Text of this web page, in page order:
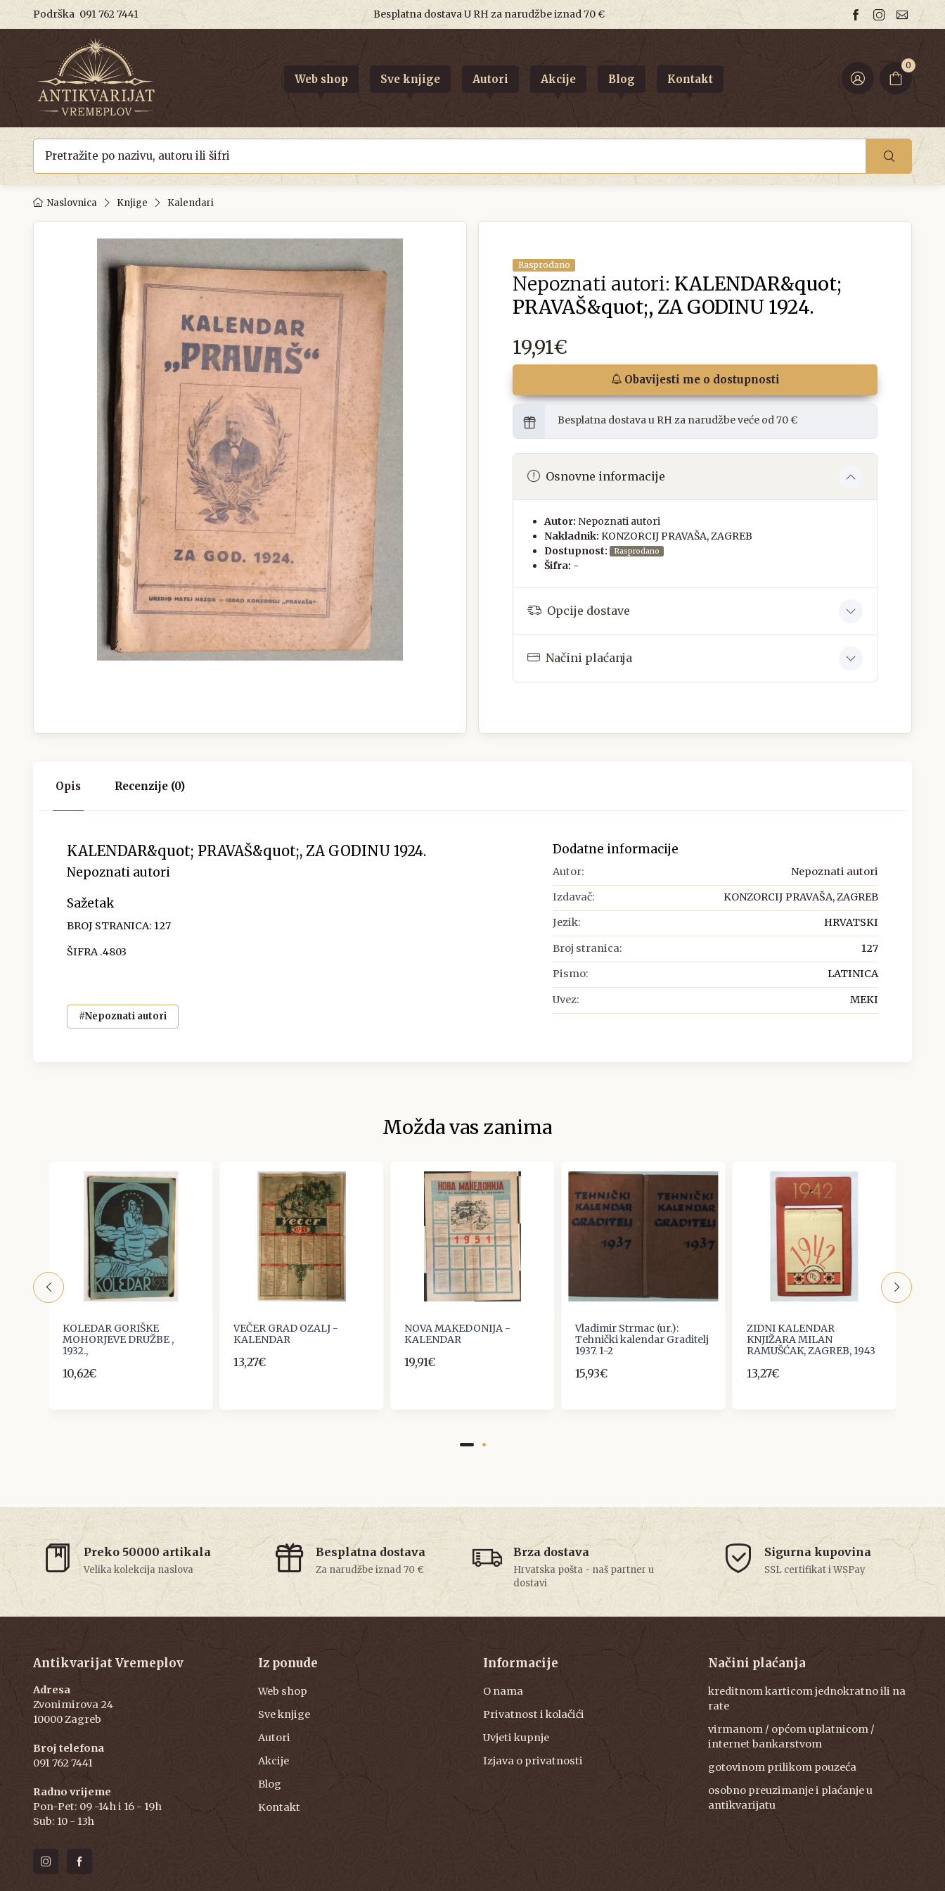
Podrška 091 762 7441 Besplatna dostava U RH za narudžbe iznad 70 €
0
Web shop Sve knjige Autori Akcije Blog Kontakt
Naslovnica Knjige Kalendari
Rasprodano
Nepoznati autori: KALENDAR&quot;
PRAVAŠ&quot;, ZA GODINU 1924.
19,91€
Obavijesti me o dostupnosti
Besplatna dostava u RH za narudžbe veće od 70 €
Osnovne informacije
Autor: Nepoznati autori
Nakladnik: KONZORCIJ PRAVAŠA, ZAGREB
Dostupnost:
Rasprodano
Šifra: -
Opcije dostave
Načini plaćanja
Opis Recenzije (0)
KALENDAR&quot; PRAVAŠ&quot;, ZA GODINU 1924.
Nepoznati autori
Sažetak
BROJ STRANICA: 127
ŠIFRA .4803
#Nepoznati autori
Dodatne informacije
Autor: Nepoznati autori
Izdavač: KONZORCIJ PRAVAŠA, ZAGREB
Jezik: HRVATSKI
Broj stranica: 127
Pismo: LATINICA
Uvez: MEKI
Možda vas zanima
KOLEDAR GORIŠKE
MOHORJEVE DRUŽBE ,
1932.,
10,62€
VEČER GRAD OZALJ -
KALENDAR
13,27€
NOVA MAKEDONIJA -
KALENDAR
19,91€
Vladimir Strmac (ur.):
Tehnički kalendar Graditelj
1937. 1-2
15,93€
ZIDNI KALENDAR
KNJIŽARA MILAN
RAMUŠĆAK, ZAGREB, 1943
13,27€
Preko 50000 artikala
Velika kolekcija naslova
Besplatna dostava
Za narudžbe iznad 70 €
Brza dostava
Hrvatska pošta - naš partner u
dostavi
Sigurna kupovina
SSL certifikat i WSPay
Antikvarijat Vremeplov
Adresa
Zvonimirova 24
10000 Zagreb
Broj telefona
091 762 7441
Radno vrijeme
Pon-Pet: 09 -14h i 16 - 19h
Sub: 10 - 13h
Iz ponude
Web shop
Sve knjige
Autori
Akcije
Blog
Kontakt
Informacije
O nama
Privatnost i kolačići
Uvjeti kupnje
Izjava o privatnosti
Načini plaćanja
kreditnom karticom jednokratno ili na
rate
virmanom / općom uplatnicom /
internet bankarstvom
gotovinom prilikom pouzeća
osobno preuzimanje i plaćanje u
antikvarijatu